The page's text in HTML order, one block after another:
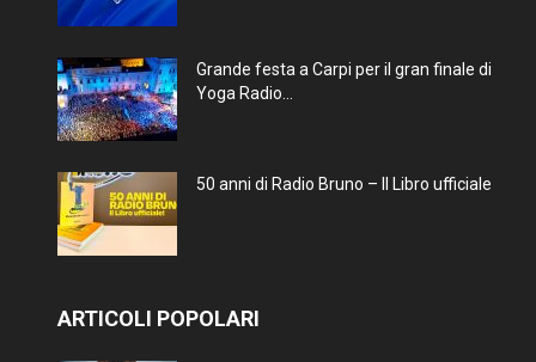
Grande festa a Carpi per il gran finale di
Yoga Radio...
50 anni di Radio Bruno – Il Libro ufficiale
ARTICOLI POPOLARI